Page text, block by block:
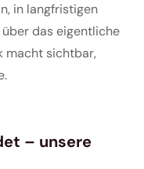
in langfristigen
über das eigentliche
macht sichtbar,
– unsere